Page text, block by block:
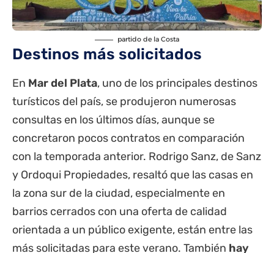
partido de la Costa
Destinos más solicitados
En Mar del Plata, uno de los principales destinos
turísticos del país, se produjeron numerosas
consultas en los últimos días, aunque se
concretaron pocos contratos en comparación
con la temporada anterior. Rodrigo Sanz, de Sanz
y Ordoqui Propiedades, resaltó que las casas en
la zona sur de la ciudad, especialmente en
barrios cerrados con una oferta de calidad
orientada a un público exigente, están entre las
más solicitadas para este verano. También hay